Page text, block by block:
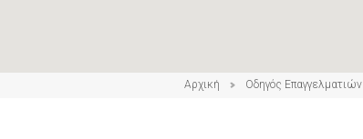
Αρχική Οδηγός Επαγγελματιών